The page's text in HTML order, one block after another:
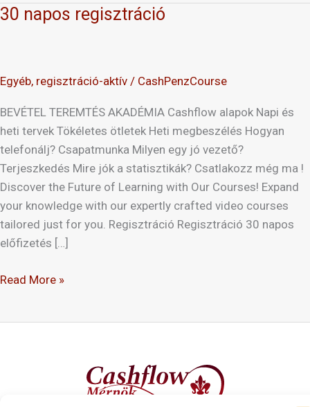
30 napos regisztráció
Egyéb, regisztráció-aktív / CashPenzCourse
BEVÉTEL TEREMTÉS AKADÉMIA Cashflow alapok Napi és
heti tervek Tökéletes ötletek Heti megbeszélés Hogyan
telefonálj? Csapatmunka Milyen egy jó vezető?
Terjeszkedés Mire jók a statisztikák? Csatlakozz még ma !
Discover the Future of Learning with Our Courses! Expand
your knowledge with our expertly crafted video courses
tailored just for you. Regisztráció Regisztráció 30 napos
előfizetés […]
30
Read More »